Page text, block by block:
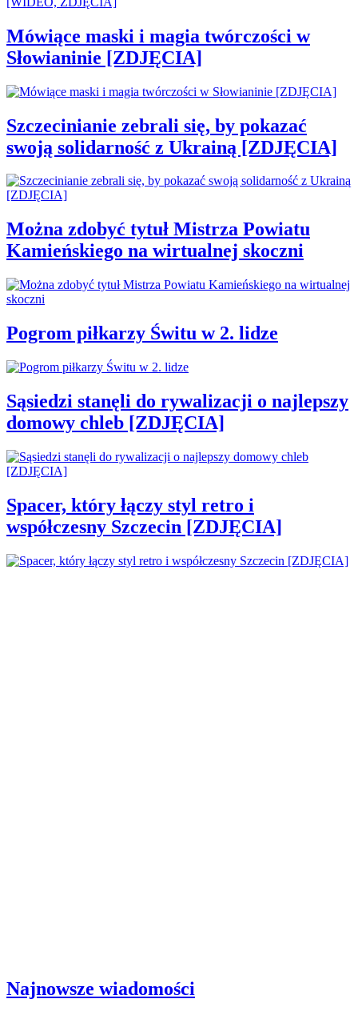
Mówiące maski i magia twórczości w
Słowianinie [ZDJĘCIA]
Szczecinianie zebrali się, by pokazać
swoją solidarność z Ukrainą [ZDJĘCIA]
Można zdobyć tytuł Mistrza Powiatu
Kamieńskiego na wirtualnej skoczni
Pogrom piłkarzy Świtu w 2. lidze
Sąsiedzi stanęli do rywalizacji o najlepszy
domowy chleb [ZDJĘCIA]
Spacer, który łączy styl retro i
współczesny Szczecin [ZDJĘCIA]
Najnowsze wiadomości